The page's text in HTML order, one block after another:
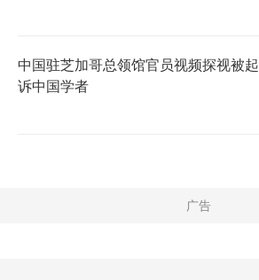
中国驻芝加哥总领馆官员视频探视被起
诉中国学者